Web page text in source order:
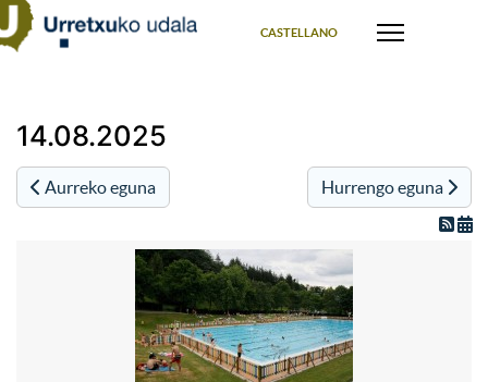
CASTELLANO
14.08.2025
Aurreko eguna Hurrengo eguna